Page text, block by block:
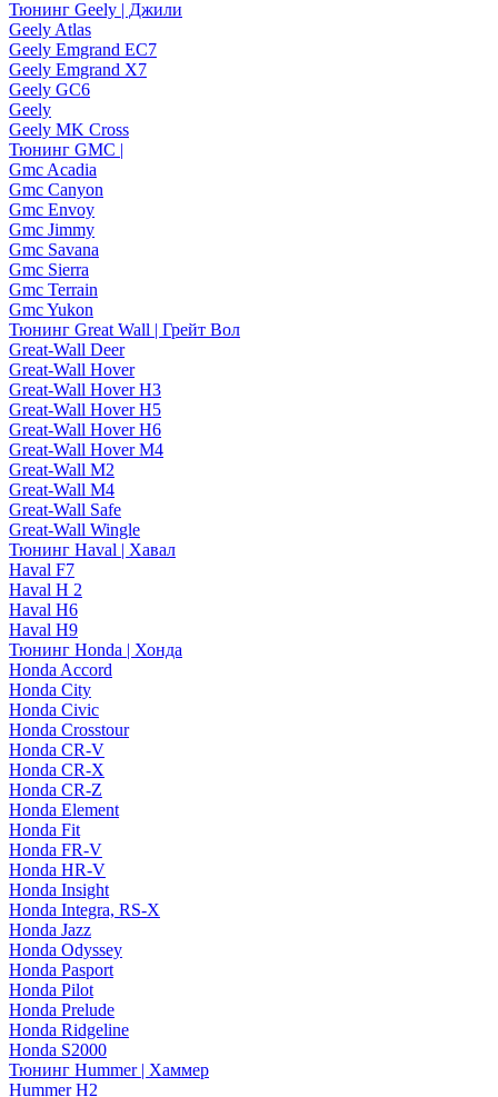
Тюнинг Geely | Джили
Geely Atlas
Geely Emgrand EC7
Geely Emgrand X7
Geely GC6
Geely
Geely MK Cross
Тюнинг GMC |
Gmc Acadia
Gmc Canyon
Gmc Envoy
Gmc Jimmy
Gmc Savana
Gmc Sierra
Gmc Terrain
Gmc Yukon
Тюнинг Great Wall | Грейт Вол
Great-Wall Deer
Great-Wall Hover
Great-Wall Hover H3
Great-Wall Hover H5
Great-Wall Hover H6
Great-Wall Hover M4
Great-Wall M2
Great-Wall M4
Great-Wall Safe
Great-Wall Wingle
Тюнинг Haval | Хавал
Haval F7
Haval H 2
Haval H6
Haval H9
Тюнинг Honda | Хонда
Honda Accord
Honda City
Honda Civic
Honda Crosstour
Honda CR-V
Honda CR-X
Honda CR-Z
Honda Element
Honda Fit
Honda FR-V
Honda HR-V
Honda Insight
Honda Integra, RS-X
Honda Jazz
Honda Odyssey
Honda Pasport
Honda Pilot
Honda Prelude
Honda Ridgeline
Honda S2000
Тюнинг Hummer | Хаммер
Hummer H2